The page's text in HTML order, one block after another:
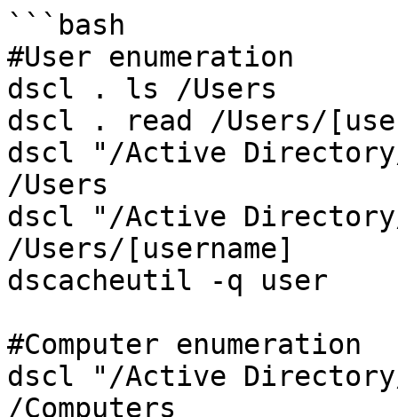
```bash
#User enumeration
dscl . ls /Users
dscl . read /Users/
dscl "/Active
/Users
dscl "/Active Directory/
/Users/[username]
dscacheutil -q user
#Computer enumeration
dscl "/Active
/Computers